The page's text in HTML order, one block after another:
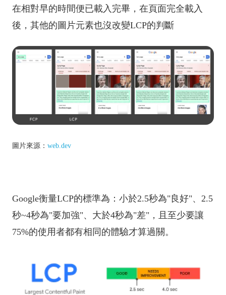
在相對早的時間便已載入完畢，在頁面完全載入
後，其他的圖片元素也沒改變LCP的判斷
圖片來源： web.dev
Google衡量LCP的標準為：小於2.5秒為"良好"、2.5
秒~4秒為"要加強"、大於4秒為"差"，且至少要讓
75%的使用者都有相同的體驗才算過關。